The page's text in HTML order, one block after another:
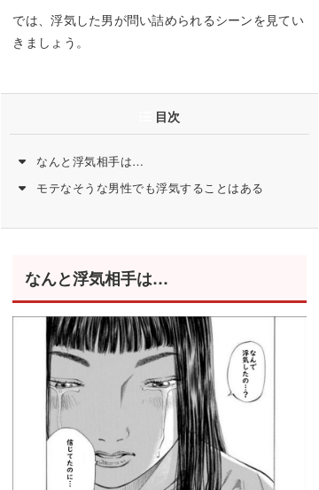
では、浮気した男が問い詰められるシーンを見てい
きましょう。
目次
なんと浮気相手は…
モテなそうな男性でも浮気することはある
なんと浮気相手は…